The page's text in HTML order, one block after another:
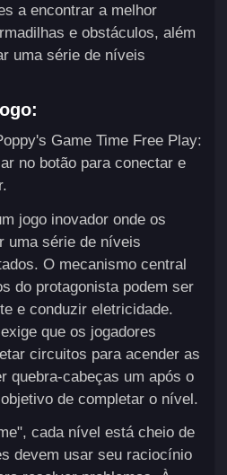
a encontrar a melhor
e obstáculos, além
uma série de níveis
Game Time Free Play:
no botão para conectar e
jogo inovador onde os
uma série de níveis
O mecanismo central
do protagonista podem ser
e conduzir eletricidade.
que os jogadores
circuitos para acender as
quebra-cabeças um após o
de completar o nível.
cada nível está cheio de
devem usar seu raciocínio